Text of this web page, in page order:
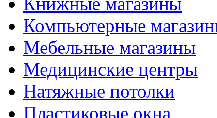
Компьютерные
Мебельные магазины
Медицинские центры
Натяжные потолки
Пластиковые окна